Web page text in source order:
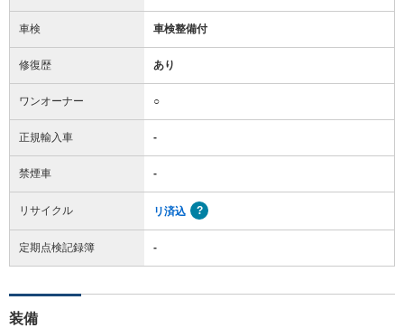
車検 車検整備付
修復歴 あり
ワンオーナー ○
正規輸入車 -
禁煙車 -
リサイクル リ済込
定期点検記録簿 -
装備